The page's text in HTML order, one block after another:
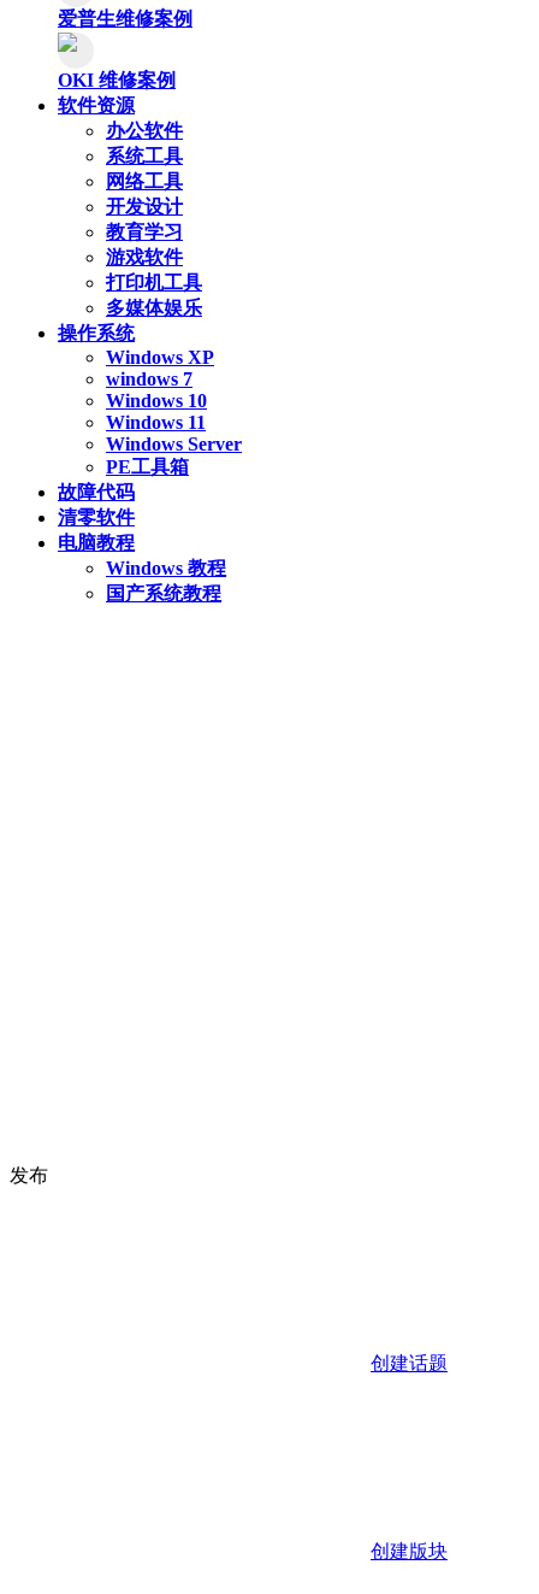
爱普生维修案例
OKI 维修案例
软件资源
办公软件
系统工具
网络工具
开发设计
教育学习
游戏软件
打印机工具
多媒体娱乐
操作系统
Windows XP
windows 7
Windows 10
Windows 11
Windows Server
PE工具箱
故障代码
清零软件
电脑教程
Windows 教程
国产系统教程
发布
创建话题
创建版块